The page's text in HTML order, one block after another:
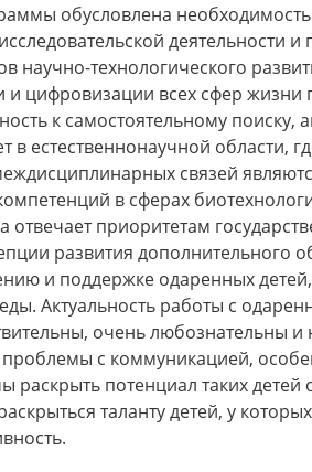
обусловлена
деятельности
научно-технологического
цифровизации всех сфер жизни
к самостоятельному
в естественнонаучной области,
связей
в сферах
отвечает приоритетам
развития дополнительного
и поддержке одаренных
Актуальность работы с
очень любознательны
с коммуникацией,
раскрыть потенциал таких
таланту детей, у